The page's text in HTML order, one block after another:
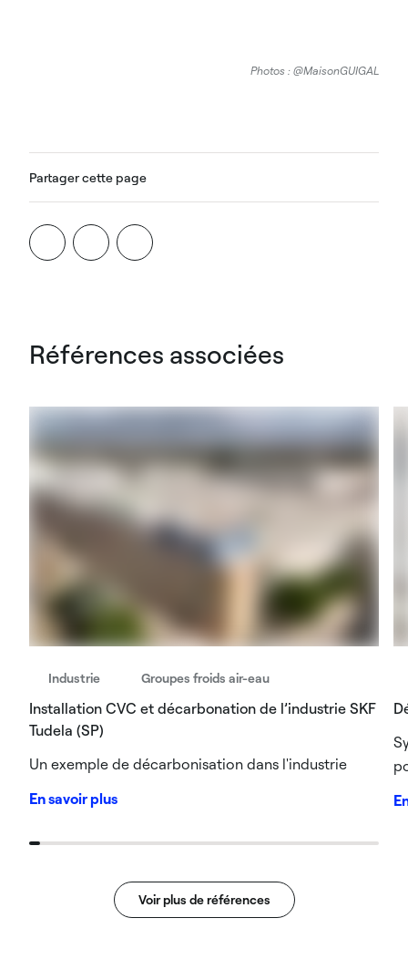
Photos : @MaisonGUIGAL
Partager cette page
Références associées
Industrie Groupes froids air-eau
Installation CVC et décarbonation de l’industrie SKF
Tudela (SP)
Un exemple de décarbonisation dans l'industrie
En savoir plus
Voir plus de références